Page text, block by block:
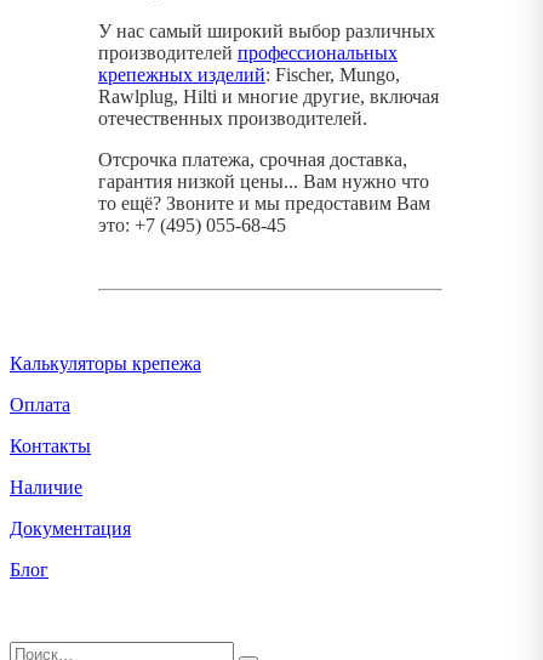
У нас самый широкий выбор различных
производителей профессиональных
крепежных изделий: Fischer, Mungo,
Rawlplug, Hilti и многие другие, включая
отечественных производителей.
Отсрочка платежа, срочная доставка,
гарантия низкой цены... Вам нужно что
то ещё? Звоните и мы предоставим Вам
это: +7 (495) 055-68-45
Калькуляторы крепежа
Оплата
Контакты
Наличие
Документация
Блог